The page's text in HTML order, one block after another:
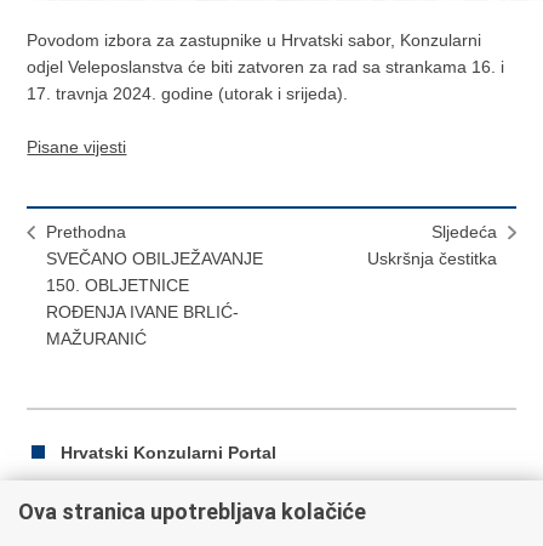
Povodom izbora za zastupnike u Hrvatski sabor, Konzularni
odjel Veleposlanstva će biti zatvoren za rad sa strankama 16. i
17. travnja 2024. godine (utorak i srijeda).
Pisane vijesti
Prethodna
SVEČANO OBILJEŽAVANJE
150. OBLJETNICE
ROĐENJA IVANE BRLIĆ-
MAŽURANIĆ
Sljedeća
Uskršnja čestitka
Hrvatski Konzularni Portal
Ova stranica upotrebljava kolačiće